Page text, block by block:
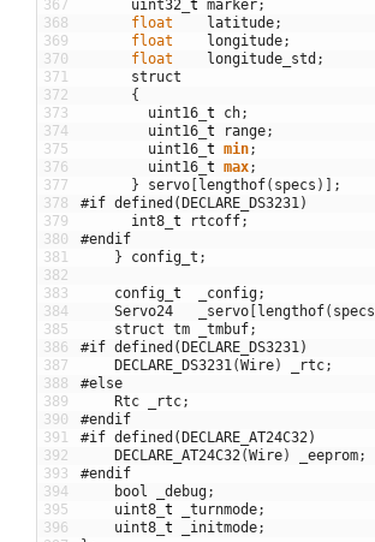
367
368
369
370
371
372
373
374
375
376
377
378
379
380
381
382
383
384
385
386
387
388
389
390
391
392
393
394
395
396
uint32 t marker;
float
latitude;
float
longitude;
float
longitude_std ;
struct
{
uint16 t ch;
uint16 t range;
uint16 t min;
uint16 t max;
}
servo lengthof( specs )
;
#if defined(DECLARE_DS3231)
int8 t rtcoff;
#endif
}
config_t ;
config t _config;
Servo24
_servo lengthof( specs
struct tm _tmbuf;
#if defined(DECLARE_DS3231)
DECLARE_DS3231(Wire) _rtc;
#else
Rtc
_rtc;
#endif
#if defined(DECLARE_AT24C32)
DECLARE_AT24C32(Wire) _eeprom;
#endif
bool
_debug;
uint8 t _turnmode;
uint8 t _initmode;